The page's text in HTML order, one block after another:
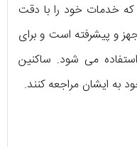
خدمات خود را با دقت
و پیشرفته است و برای
استفاده می شود. ساکنین
به ایشان مراجعه کنند.